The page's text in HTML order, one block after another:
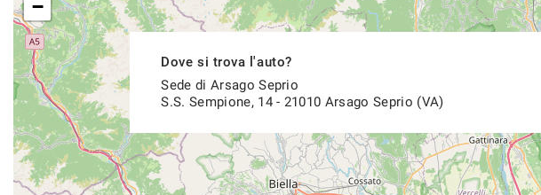
Dove si trova l'auto?
Sede di Arsago Seprio
S.S. Sempione, 14 - 21010 Arsago Seprio (VA)
−